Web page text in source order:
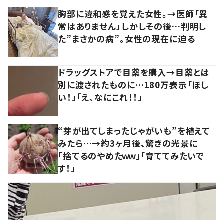
胸部に違和感を覚えた女性。→医師「異
常はありません」しかしその後…判明し
た”まさかの病”。女性の現在に迫る
ドラッグストアで目薬を購入→目薬とは
別に渡されたものに…180万表示「ほし
い！」「え、なにこれ！！」
“芽が出てしまったじゃがいも”を植えて
みたら…→約3ヶ月後、驚きの光景に
「捨てるのやめたｗｗ」「育ててみたいで
す！」